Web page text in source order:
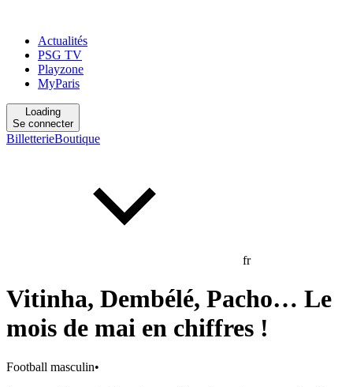
Actualités
PSG TV
Playzone
MyParis
Loading
Se connecter
BilletterieBoutique
fr
Vitinha, Dembélé, Pacho… Le
mois de mai en chiffres !
Football masculin•